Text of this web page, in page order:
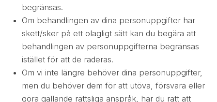
begränsas.
Om behandlingen av dina personuppgifter har
skett/sker på ett olagligt sätt kan du begära att
behandlingen av personuppgifterna begränsas
istället för att de raderas.
Om vi inte längre behöver dina personuppgifter,
men du behöver dem för att utöva, försvara eller
göra gällande rättsliga anspråk, har du rätt att